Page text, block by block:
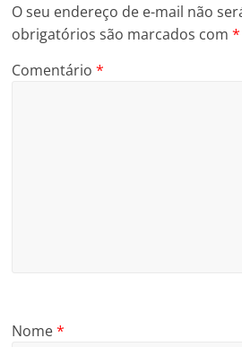
O seu endereço de e-mail não
obrigatórios são marcados com*
Comentário*
Nome*